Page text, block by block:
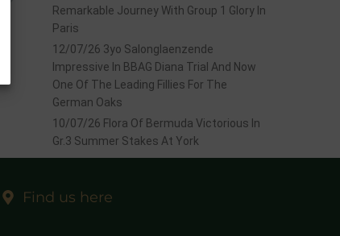
Remarkable Journey With Group 1 Glory In
Paris
12/07/26 3yo Salonglaenzende
Impressive In BBAG Diana Trial And Now
One Of The Leading Fillies For The
German Oaks
10/07/26 Flora Of Bermuda Victorious In
Gr.3 Summer Stakes At York
Find us here